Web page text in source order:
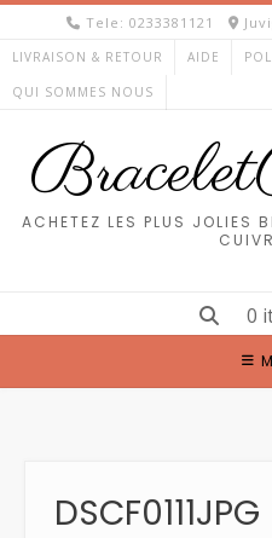
Skip
content
Tele: 0233381121
LIVRAISON & RETOUR AIDE
QUI SOMMES NOUS
ACHETEZ LES PLUS JOLIES
0
DSCF0111JPG